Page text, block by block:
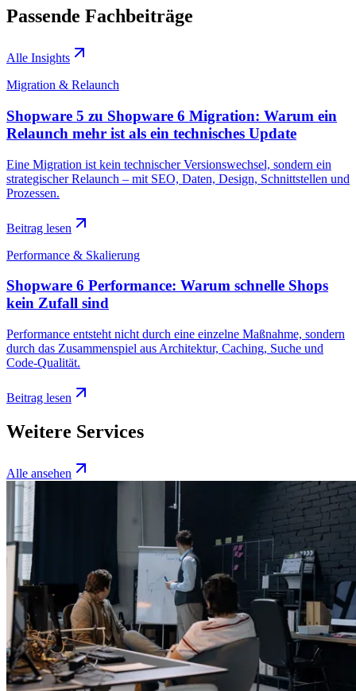
Passende Fachbeiträge
Alle Insights
Migration & Relaunch
Shopware 5 zu Shopware 6 Migration: Warum ein
Relaunch mehr ist als ein technisches Update
Eine Migration ist kein technischer Versionswechsel, sondern ein
strategischer Relaunch – mit SEO, Daten, Design, Schnittstellen und
Prozessen.
Beitrag lesen
Performance & Skalierung
Shopware 6 Performance: Warum schnelle Shops
kein Zufall sind
Performance entsteht nicht durch eine einzelne Maßnahme, sondern
durch das Zusammenspiel aus Architektur, Caching, Suche und
Code-Qualität.
Beitrag lesen
Weitere Services
Alle ansehen